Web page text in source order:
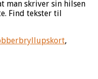
man skriver sin hilsen
Find tekster til
,